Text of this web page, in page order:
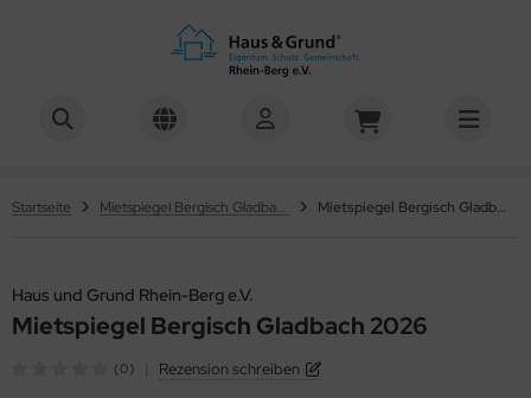
Startseite Mietspiegel Bergisch Gladbach Mietspiegel Bergisch Gladbach 2026
Haus und Grund Rhein-Berg e.V.
Mietspiegel Bergisch Gladbach 2026
(0) Rezension schreiben